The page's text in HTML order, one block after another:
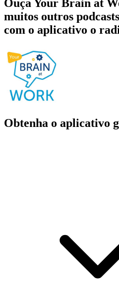
Ouça Your Brain at
muitos outros
com o aplicativo o
Obtenha o aplicativo